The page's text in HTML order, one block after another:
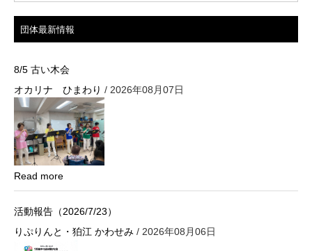
シ
ョ
ン
団体最新情報
8/5 古い木会
オカリナ ひまわり / 2026年08月07日
Read more
活動報告（2026/7/23）
りぷりんと・狛江 かわせみ / 2026年08月06日